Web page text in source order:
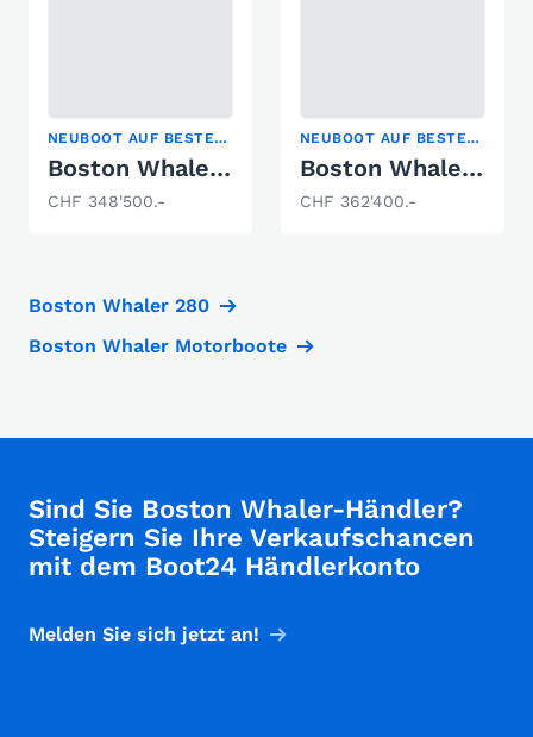
NEUBOOT AUF BESTELLUNG
Boston Whaler 280 Outrage
CHF 348'500.-
NEUBOOT AUF BESTELLUNG
Boston Whaler 280 Vantage
CHF 362'400.-
Boston Whaler 280
Boston Whaler Motorboote
Sind Sie Boston Whaler-Händler?
Steigern Sie Ihre Verkaufschancen
mit dem Boot24 Händlerkonto
Melden Sie sich jetzt an!